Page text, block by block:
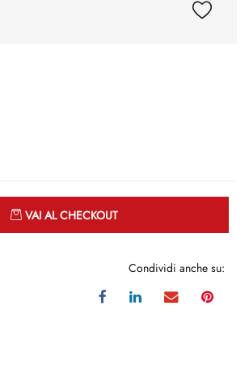
VAI AL CHECKOUT
Condividi anche su: